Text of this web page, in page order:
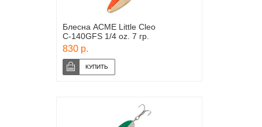
Блесна ACME Little Cleo
С-140GFS 1/4 oz. 7 гр.
830 р.